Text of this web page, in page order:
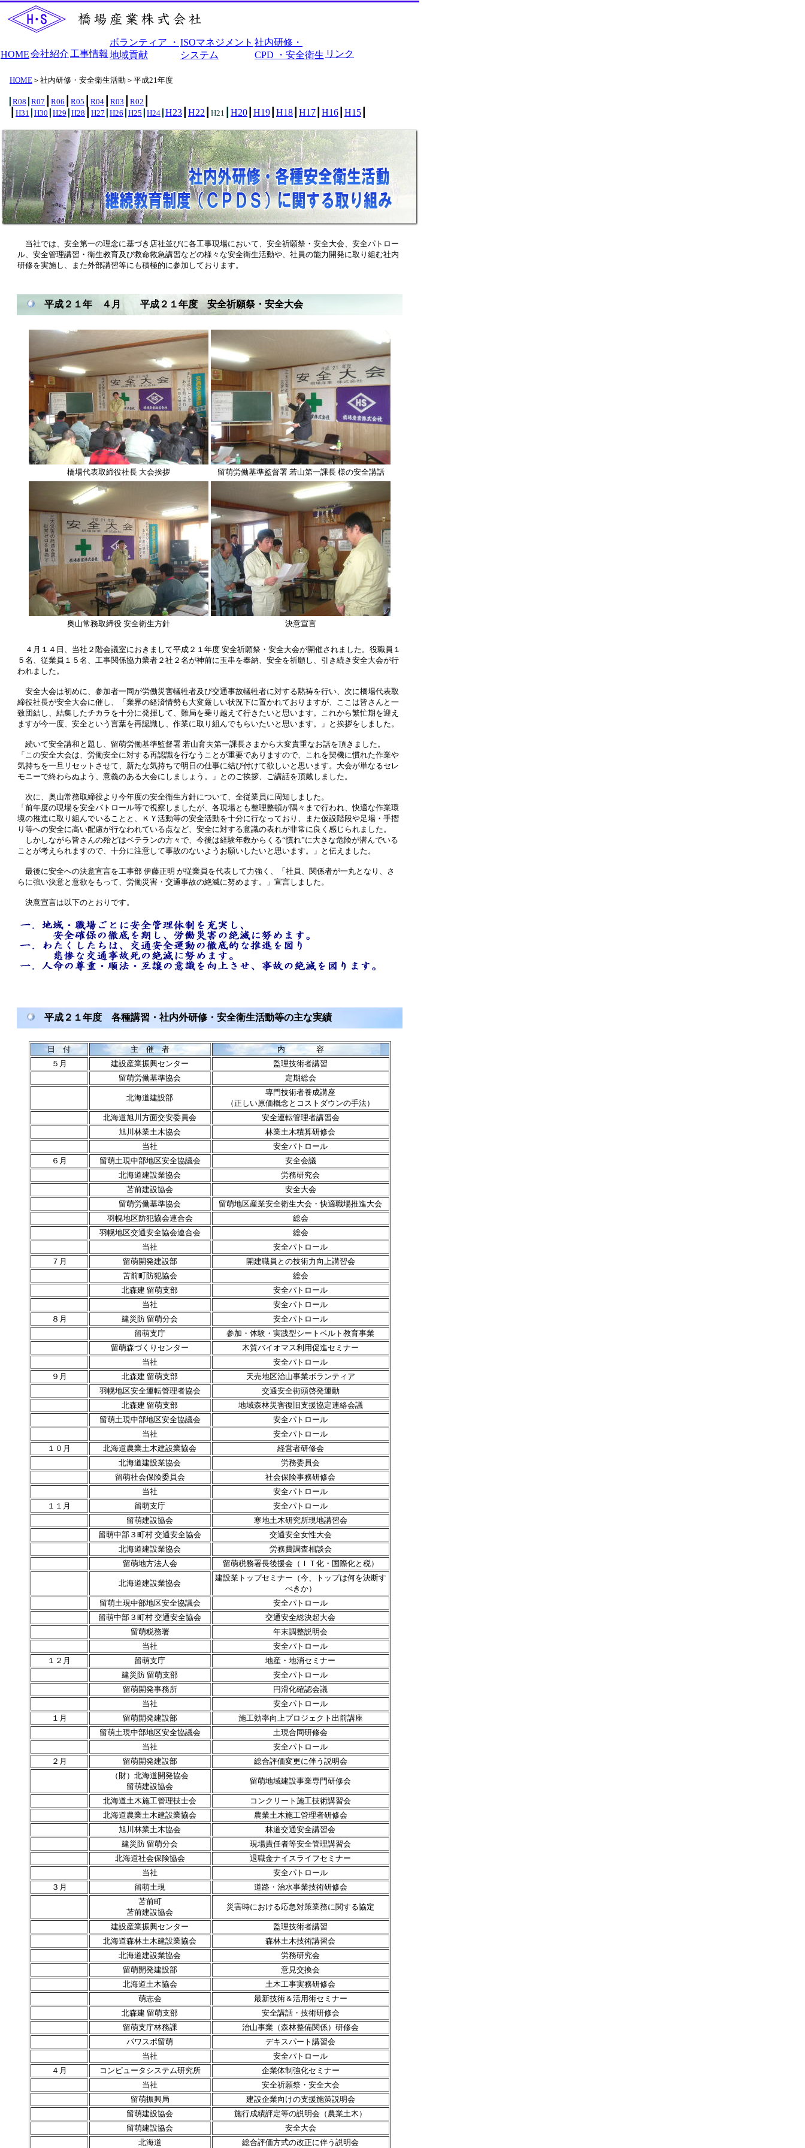
HOME会社紹介 工事情報
ボランティア ・
地域貢献
ISOマネジメント
システム
社内研修・
CPD ・安全衛生 リンク
HOME ＞社内研修・安全衛生活動＞平成21年度
R08 R07 R06 R05 R04 R03 R02
H31 H30 H29 H28 H27 H26 H25 H24 H23 H22 H21 H20 H19 H18 H17 H16 H15
当社では、安全第一の理念に基づき店社並びに各工事現場において、安全祈願祭・安全大会、安全パトロー
ル、安全管理講習・衛生教育及び救命救急講習などの様々な安全衛生活動や、社員の能力開発に取り組む社内
研修を実施し、また外部講習等にも積極的に参加しております。
平成２１年 ４月 平成２１年度 安全祈願祭・安全大会
橋場代表取締役社長 大会挨拶 留萌労働基準監督署 若山第一課長 様の安全講話
奥山常務取締役 安全衛生方針 決意宣言
４月１４日、当社２階会議室におきまして平成２１年度 安全祈願祭・安全大会が開催されました。役職員１
５名、従業員１５名、工事関係協力業者２社２名が神前に玉串を奉納、安全を祈願し、引き続き安全大会が行
われました。
安全大会は初めに、参加者一同が労働災害犠牲者及び交通事故犠牲者に対する黙祷を行い、次に橋場代表取
締役社長が安全大会に催し、「業界の経済情勢も大変厳しい状況下に置かれておりますが、ここは皆さんと一
致団結し、結集したチカラを十分に発揮して、難局を乗り越えて行きたいと思います。これから繁忙期を迎え
ますが今一度、安全という言葉を再認識し、作業に取り組んでもらいたいと思います。」と挨拶をしました。
続いて安全講和と題し、留萌労働基準監督署 若山育夫第一課長さまから大変貴重なお話を頂きました。
「この安全大会は、労働安全に対する再認識を行なうことが重要でありますので、これを契機に慣れた作業や
気持ちを一旦リセットさせて、新たな気持ちで明日の仕事に結び付けて欲しいと思います。大会が単なるセレ
モニーで終わらぬよう、意義のある大会にしましょう。」とのご挨拶、ご講話を頂戴しました。
次に、奥山常務取締役より今年度の安全衛生方針について、全従業員に周知しました。
「前年度の現場を安全パトロール等で視察しましたが、各現場とも整理整頓が隅々まで行われ、快適な作業環
境の推進に取り組んでいることと、ＫＹ活動等の安全活動を十分に行なっており、また仮設階段や足場・手摺
り等への安全に高い配慮が行なわれている点など、安全に対する意識の表れが非常に良く感じられました。
しかしながら皆さんの殆どはベテランの方々で、今後は経験年数からくる“慣れ”に大きな危険が潜んでいる
ことが考えられますので、十分に注意して事故のないようお願いしたいと思います。」と伝えました。
最後に安全への決意宣言を工事部 伊藤正明 が従業員を代表して力強く、「社員、関係者が一丸となり、さ
らに強い決意と意欲をもって、労働災害・交通事故の絶滅に努めます。」宣言しました。
決意宣言は以下のとおりです。
平成２１年度 各種講習・社内外研修・安全衛生活動等の主な実績
日 付 主 催 者
内 容
５月
建設産業振興センター
監理技術者講習
留萌労働基準協会
定期総会
北海道建設部
専門技術者養成講座
（正しい原価概念とコストダウンの手法）
北海道旭川方面交安委員会
安全運転管理者講習会
旭川林業土木協会
林業土木積算研修会
当社
安全パトロール
６月
留萌土現中部地区安全協議会
安全会議
北海道建設業協会
労務研究会
苫前建設協会
安全大会
留萌労働基準協会
留萌地区産業安全衛生大会・快適職場推進大会
羽幌地区防犯協会連合会
総会
羽幌地区交通安全協会連合会
総会
当社
安全パトロール
７月
留萌開発建設部
開建職員との技術力向上講習会
苫前町防犯協会
総会
北森建 留萌支部
安全パトロール
当社
安全パトロール
８月
建災防 留萌分会
安全パトロール
留萌支庁
参加・体験・実践型シートベルト教育事業
留萌森づくりセンター
木質バイオマス利用促進セミナー
当社
安全パトロール
９月
北森建 留萌支部
天売地区治山事業ボランティア
羽幌地区安全運転管理者協会
交通安全街頭啓発運動
北森建 留萌支部
地域森林災害復旧支援協定連絡会議
留萌土現中部地区安全協議会
安全パトロール
当社
安全パトロール
１０月
北海道農業土木建設業協会
経営者研修会
北海道建設業協会
労務委員会
留萌社会保険委員会
社会保険事務研修会
当社
安全パトロール
１１月
留萌支庁
安全パトロール
留萌建設協会
寒地土木研究所現地講習会
留萌中部３町村 交通安全協会
交通安全女性大会
北海道建設業協会
労務費調査相談会
留萌地方法人会
留萌税務署長後援会（ＩＴ化・国際化と税）
北海道建設業協会
建設業トップセミナー（今、トップは何を決断す
べきか）
留萌土現中部地区安全協議会
安全パトロール
留萌中部３町村 交通安全協会
交通安全総決起大会
留萌税務署
年末調整説明会
当社
安全パトロール
１２月
留萌支庁
地産・地消セミナー
建災防 留萌支部
安全パトロール
留萌開発事務所
円滑化確認会議
当社
安全パトロール
１月
留萌開発建設部
施工効率向上プロジェクト出前講座
留萌土現中部地区安全協議会
土現合同研修会
当社
安全パトロール
２月
留萌開発建設部
総合評価変更に伴う説明会
（財）北海道開発協会
留萌建設協会
留萌地域建設事業専門研修会
北海道土木施工管理技士会
コンクリート施工技術講習会
北海道農業土木建設業協会
農業土木施工管理者研修会
旭川林業土木協会
林道交通安全講習会
建災防 留萌分会
現場責任者等安全管理講習会
北海道社会保険協会
退職金ナイスライフセミナー
当社
安全パトロール
３月
留萌土現
道路・治水事業技術研修会
苫前町
苫前建設協会
災害時における応急対策業務に関する協定
建設産業振興センター
監理技術者講習
北海道森林土木建設業協会
森林土木技術講習会
北海道建設業協会
労務研究会
留萌開発建設部
意見交換会
北海道土木協会
土木工事実務研修会
萌志会
最新技術＆活用術セミナー
北森建 留萌支部
安全講話・技術研修会
留萌支庁林務課
治山事業（森林整備関係）研修会
パワスポ留萌
デキスパート講習会
当社
安全パトロール
４月
コンピュータシステム研究所
企業体制強化セミナー
当社
安全祈願祭・安全大会
留萌振興局
建設企業向けの支援施策説明会
留萌建設協会
施行成績評定等の説明会（農業土木）
留萌建設協会
安全大会
北海道
総合評価方式の改正に伴う説明会